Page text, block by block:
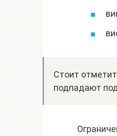
Стоит
подпадают